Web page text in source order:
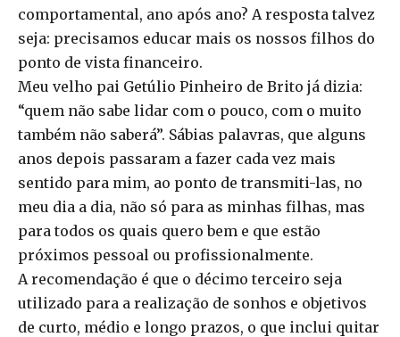
comportamental, ano após ano? A resposta talvez
seja: precisamos educar mais os nossos filhos do
ponto de vista financeiro.
Meu velho pai Getúlio Pinheiro de Brito já dizia:
“quem não sabe lidar com o pouco, com o muito
também não saberá”. Sábias palavras, que alguns
anos depois passaram a fazer cada vez mais
sentido para mim, ao ponto de transmiti-las, no
meu dia a dia, não só para as minhas filhas, mas
para todos os quais quero bem e que estão
próximos pessoal ou profissionalmente.
A recomendação é que o décimo terceiro seja
utilizado para a realização de sonhos e objetivos
de curto, médio e longo prazos, o que inclui quitar